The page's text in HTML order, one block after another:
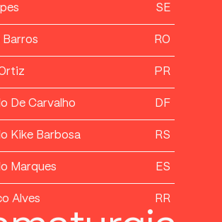
SE
Barros RO
PR
De Carvalho DF
Kike Barbosa RS
Marques ES
Alves RR